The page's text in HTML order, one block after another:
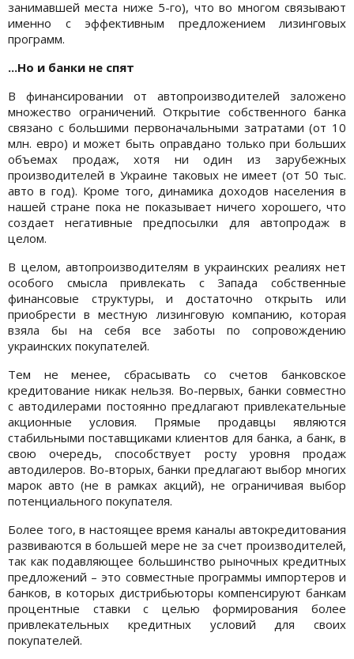
занимавшей места ниже 5-го), что во многом связывают
именно с эффективным предложением лизинговых
программ.
...Но и банки не спят
В финансировании от автопроизводителей заложено
множество ограничений. Открытие собственного банка
связано с большими первоначальными затратами (от 10
млн. евро) и может быть оправдано только при больших
объемах продаж, хотя ни один из зарубежных
производителей в Украине таковых не имеет (от 50 тыс.
авто в год). Кроме того, динамика доходов населения в
нашей стране пока не показывает ничего хорошего, что
создает негативные предпосылки для автопродаж в
целом.
В целом, автопроизводителям в украинских реалиях нет
особого смысла привлекать с Запада собственные
финансовые структуры, и достаточно открыть или
приобрести в местную лизинговую компанию, которая
взяла бы на себя все заботы по сопровождению
украинских покупателей.
Тем не менее, сбрасывать со счетов банковское
кредитование никак нельзя. Во-первых, банки совместно
с автодилерами постоянно предлагают привлекательные
акционные условия. Прямые продавцы являются
стабильными поставщиками клиентов для банка, а банк, в
свою очередь, способствует росту уровня продаж
автодилеров. Во-вторых, банки предлагают выбор многих
марок авто (не в рамках акций), не ограничивая выбор
потенциального покупателя.
Более того, в настоящее время каналы автокредитования
развиваются в большей мере не за счет производителей,
так как подавляющее большинство рыночных кредитных
предложений – это совместные программы импортеров и
банков, в которых дистрибьюторы компенсируют банкам
процентные ставки с целью формирования более
привлекательных кредитных условий для своих
покупателей.